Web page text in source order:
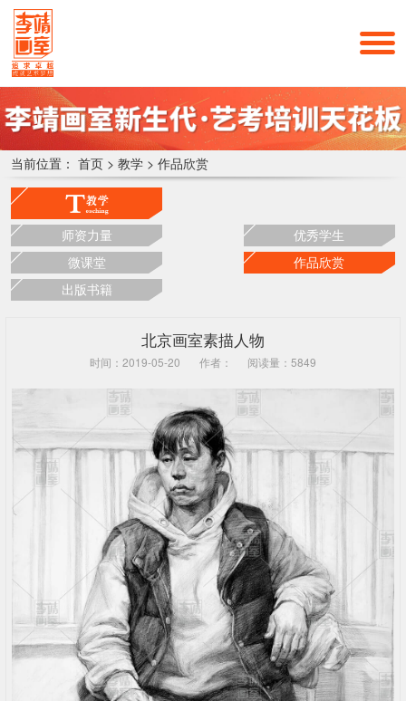
当前位置： 首页 > 教学 > 作品欣赏
师资力量
优秀学生
微课堂
作品欣赏
出版书籍
北京画室素描人物
时间：2019-05-20 作者： 阅读量：5849